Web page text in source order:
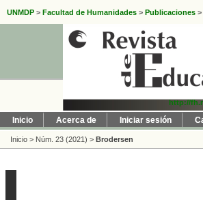
UNMDP > Facultad de Humanidades > Publicaciones >
http://
Inicio Acerca de Iniciar sesión
Inicio > Núm. 23 (2021) > Brodersen